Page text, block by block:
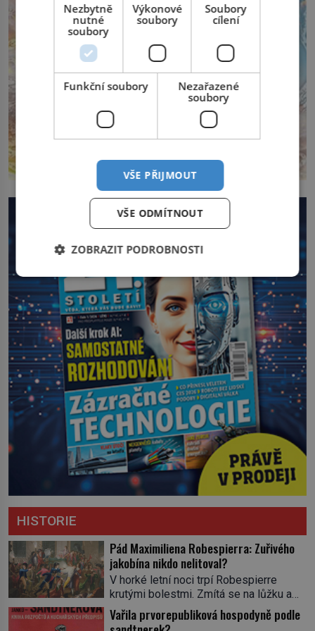
HISTORIE
Pád Maximiliena Robespierra: Zuřivého
jakobína nikdo nelitoval?
V horké letní noci trpí Robespierre
krutými bolestmi. Zmítá se na lůžku a
hlavou mu víří kolotoč myšlenek. Když
se probere z mdlob, vzpomene si na
Vařila prvorepubliková hospodyně podle
Nezbytně
nutné
soubory
Výkonové
soubory
Soubory
cílení
Funkční soubory
Nezařazené
soubory
VŠE PŘIJMOUT
VŠE ODMÍTNOUT
ZOBRAZIT PODROBNOSTI